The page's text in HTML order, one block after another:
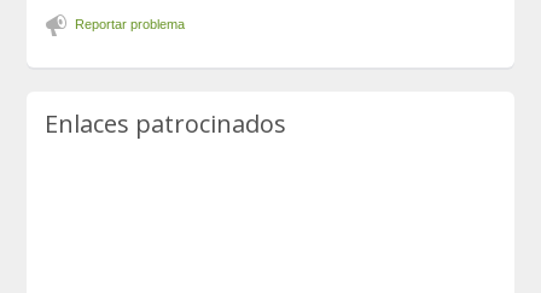
Reportar problema
Enlaces patrocinados